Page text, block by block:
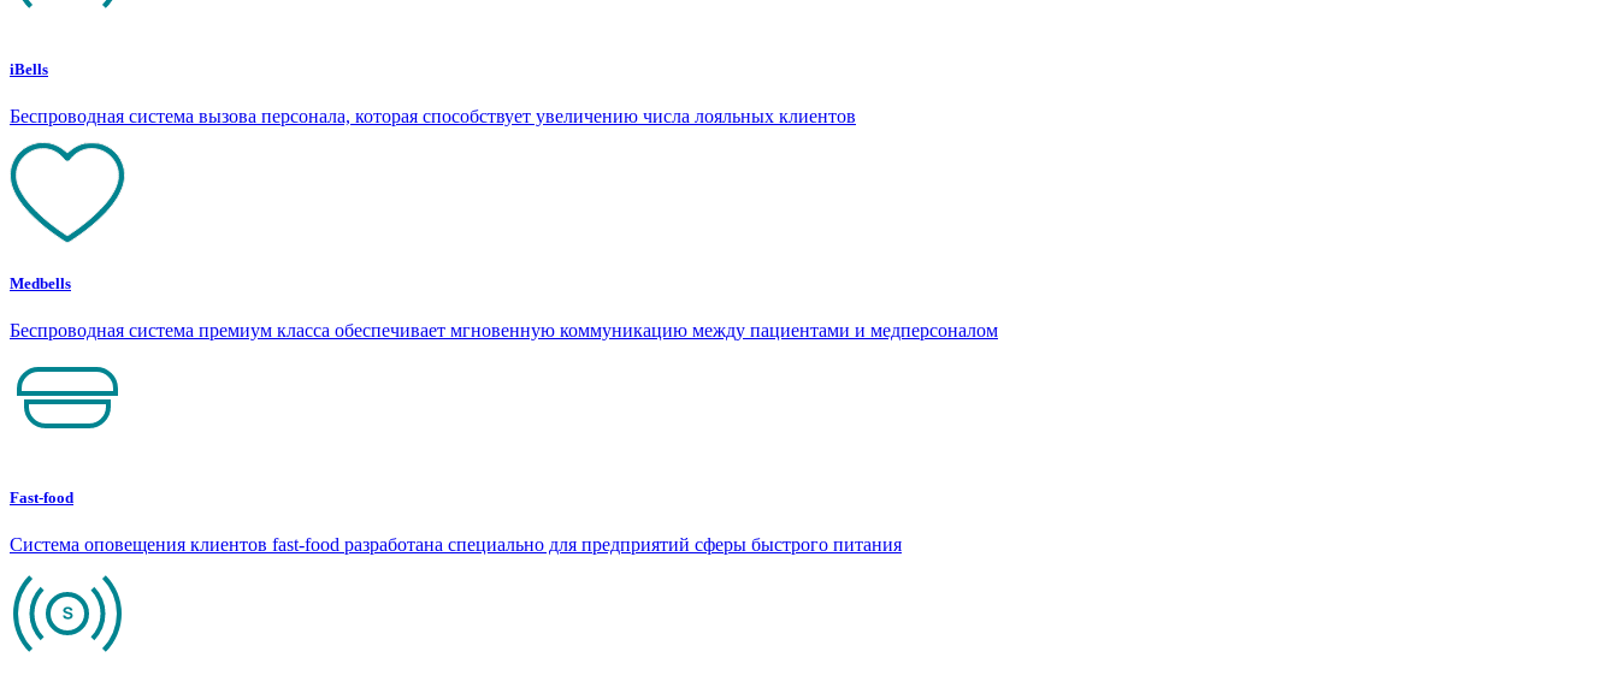
iBells
Беспроводная система вызова персонала, которая способствует увеличению числа лояльных клиентов
Medbells
Беспроводная система премиум класса обеспечивает мгновенную коммуникацию между пациентами и медперсоналом
Fast-food
Система оповещения клиентов fast-food разработана специально для предприятий сферы быстрого питания